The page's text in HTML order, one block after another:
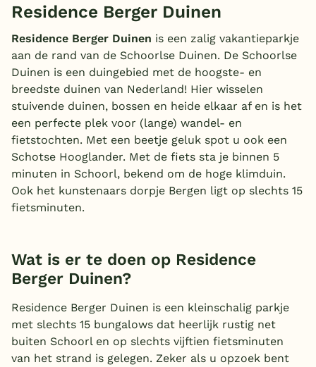
Residence Berger Duinen
Residence Berger Duinen is een zalig vakantieparkje
aan de rand van de Schoorlse Duinen. De Schoorlse
Duinen is een duingebied met de hoogste- en
breedste duinen van Nederland! Hier wisselen
stuivende duinen, bossen en heide elkaar af en is het
een perfecte plek voor (lange) wandel- en
fietstochten. Met een beetje geluk spot u ook een
Schotse Hooglander. Met de fiets sta je binnen 5
minuten in Schoorl, bekend om de hoge klimduin.
Ook het kunstenaars dorpje Bergen ligt op slechts 15
fietsminuten.
Wat is er te doen op Residence
Berger Duinen?
Residence Berger Duinen is een kleinschalig parkje
met slechts 15 bungalows dat heerlijk rustig net
buiten Schoorl en op slechts vijftien fietsminuten
van het strand is gelegen. Zeker als u opzoek bent